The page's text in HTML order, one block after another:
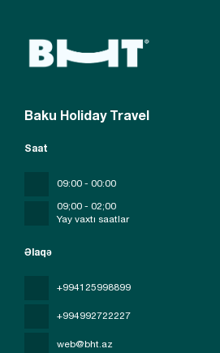
Baku Holiday Travel
Əlaqə
+994125998899
+994992722227
web@bht.az
Saat
09:00 - 00:00
09;00 - 02;00
Yay vaxtı saatlar